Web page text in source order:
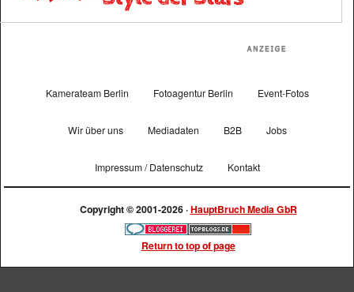
Kamerateam Berlin Fotoagentur Berlin Event-Fotos
Wir über uns Mediadaten B2B Jobs
Impressum / Datenschutz Kontakt
Copyright © 2001-2026 ·HauptBruch Media GbR
Return to top of page